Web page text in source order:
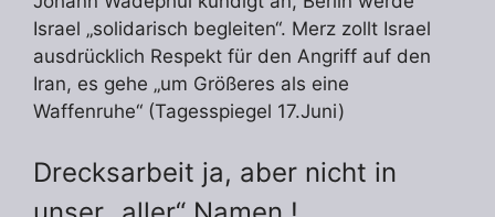
Israel „solidarisch begleiten“. Merz zollt Israel
ausdrücklich Respekt für den Angriff auf den
Iran, es gehe „um Größeres als eine
Waffenruhe“ (Tagesspiegel 17.Juni)
Drecksarbeit ja, aber nicht in